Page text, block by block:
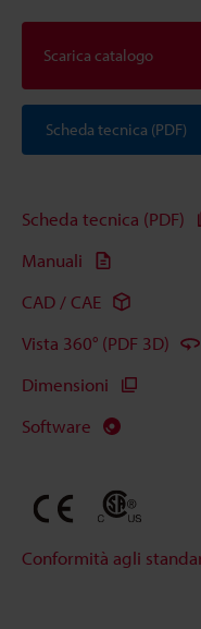
Scarica catalogo
Scheda tecnica (PDF)
Scheda tecnica (PDF)
Manuali
CAD / CAE
Vista 360° (PDF 3D)
Dimensioni
Software
Conformità agli